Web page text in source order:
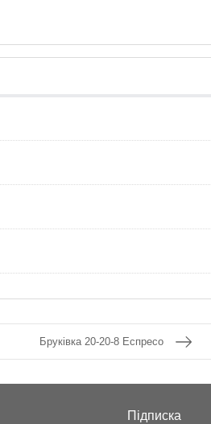
Бруківка 20-20-8 Еспресо
Підписка